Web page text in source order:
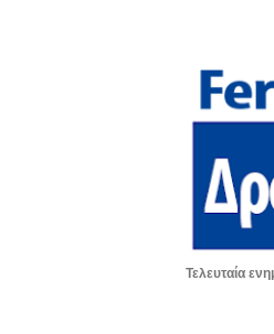
Τελευταία